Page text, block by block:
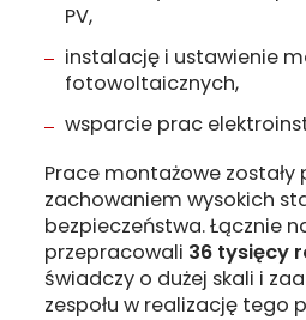
PV,
instalację i ustawienie
fotowoltaicznych,
wsparcie prac
Prace montażowe zostały
zachowaniem wysokich
bezpieczeństwa. Łącznie
przepracowali 36 tysięcy
świadczy o dużej skali i
zespołu w realizację tego